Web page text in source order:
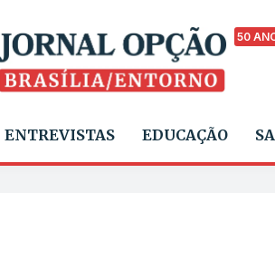
50
ENTREVISTAS EDUCAÇÃO